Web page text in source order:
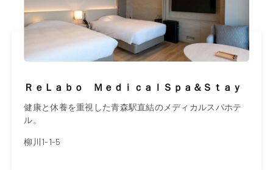
ＲｅＬａｂｏ ＭｅｄｉｃａｌＳｐａ＆Ｓｔａｙ
健康と休養を重視した青森駅直結のメディカルスパホテ
ル。
柳川1-1-5